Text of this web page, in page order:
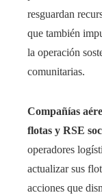
resguardan
que también
la operación
comunitarias.
Compañías
flotas y RSE
operadores
actualizar sus
acciones que